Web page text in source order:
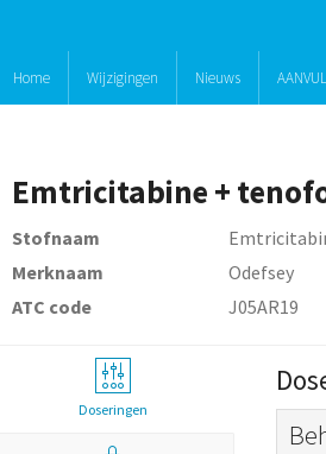
Home Wijzigingen Nieuws
Emtricitabine +
Stofnaam
Merknaam
Odefsey
ATC code
J05AR19
Doseringen